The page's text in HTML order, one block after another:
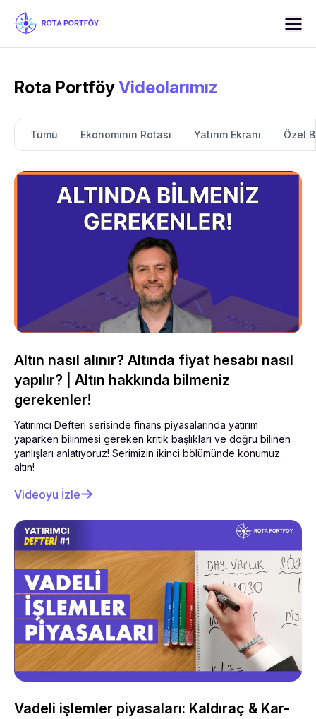
Rota PortföyVideolarımız
Tümü Ekonominin Rotası Yatırım Ekranı Özel
Altın nasıl alınır? Altında fiyat hesabı nasıl
yapılır? | Altın hakkında bilmeniz
gerekenler!
Yatırımcı Defteri serisinde finans piyasalarında yatırım
yaparken bilinmesi gereken kritik başlıkları ve doğru bilinen
yanlışları anlatıyoruz! Serimizin ikinci bölümünde konumuz
altın!
Videoyu İzle
Vadeli işlemler piyasaları: Kaldıraç & Kar-